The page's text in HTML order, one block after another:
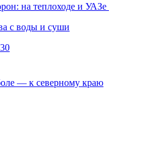
на теплоходе и УАЗе
с воды и суши